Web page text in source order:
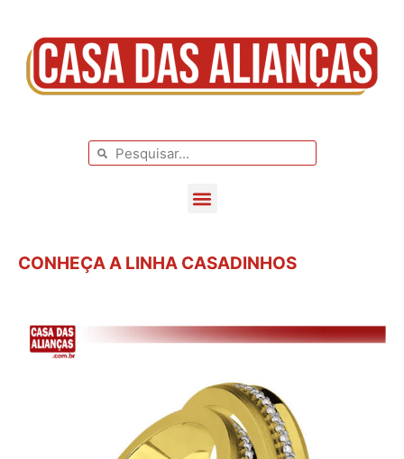
CONHEÇA A LINHA CASADINHOS